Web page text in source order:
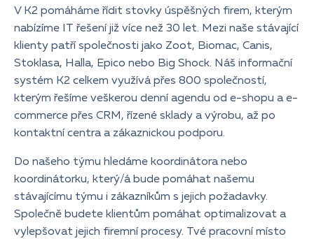
V K2 pomáháme řídit stovky úspěšných firem, kterým
nabízíme IT řešení již více než 30 let. Mezi naše stávající
klienty patří společnosti jako Zoot, Biomac, Canis,
Stoklasa, Halla, Epico nebo Big Shock. Náš informační
systém K2 celkem využívá přes 800 společností,
kterým řešíme veškerou denní agendu od e-shopu a e-
commerce přes CRM, řízené sklady a výrobu, až po
kontaktní centra a zákaznickou podporu.
Do našeho týmu hledáme koordinátora nebo
koordinátorku, který/á bude pomáhat našemu
stávajícímu týmu i zákazníkům s jejich požadavky.
Společně budete klientům pomáhat optimalizovat a
vylepšovat jejich firemní procesy. Tvé pracovní místo